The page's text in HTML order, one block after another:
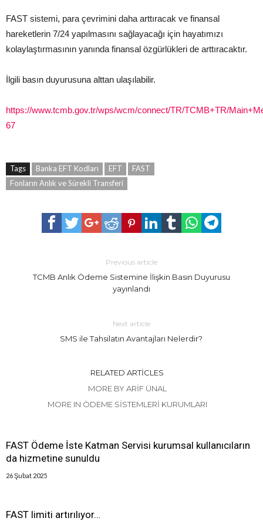
FAST sistemi, para çevrimini daha arttıracak ve finansal
hareketlerin 7/24 yapılmasını sağlayacağı için hayatımızı
kolaylaştırmasının yanında finansal özgürlükleri de arttıracaktır.
İlgili basın duyurusuna alttan ulaşılabilir.
https://www.tcmb.gov.tr/wps/wcm/connect/TR/TCMB+TR/
67
Tags Banka EFT Kodları EFT
FAST
Fonların Anlık ve Sürekli Transferi
Previous article
TCMB Anlık Ödeme Sistemine İlişkin Basın Duyurusu
yayınlandı
Next article
SMS ile Tahsilatın Avantajları Nelerdir?
RELATED ARTICLES
MORE BY ARIF ÜNAL
MORE IN ÖDEME SISTEMLERI KURUMLARI
FAST Ödeme İste Katman Servisi kurumsal kullanıcıların
da hizmetine sunuldu
26 Şubat 2025
FAST limiti artırılıyor…